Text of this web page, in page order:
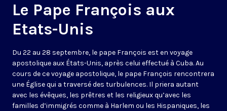
Le Pape François aux
Etats-Unis
Du 22 au 28 septembre, le pape François est en voyage
apostolique aux États-Unis, après celui effectué à Cuba. Au
cours de ce voyage apostolique, le pape François rencontrera
une Église qui a traversé des turbulences. Il priera autant
avec les évêques, les prêtres et les religieux qu’avec les
familles d’immigrés comme à Harlem ou les Hispaniques, les